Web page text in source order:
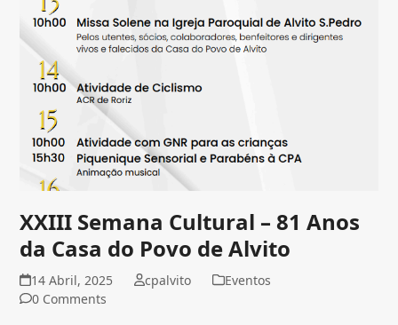
XXIII Semana Cultural – 81 Anos
da Casa do Povo de Alvito
14 Abril, 2025 cpalvito
Eventos
0 Comments